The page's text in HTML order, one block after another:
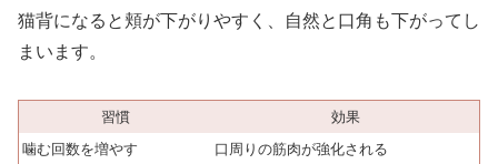
猫背になると頬が下がりやすく、自然と口角も下がってし
まいます。
習慣
効果
噛む回数を増やす
口周りの筋肉が強化される